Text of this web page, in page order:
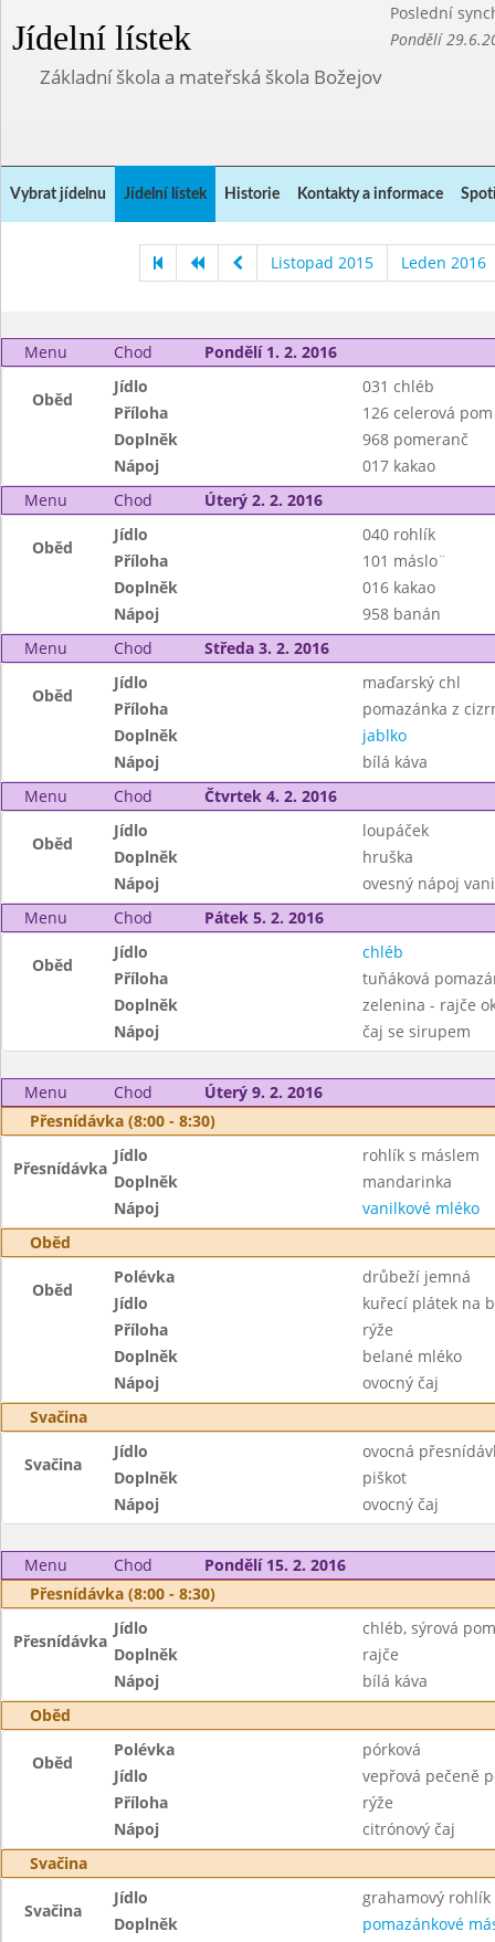
Jídelní lístek
Poslední
Pondělí
Základní škola a mateřská škola Božejov
Vybrat jídelnu Jídelní lístek Historie Kontakty a informace
Listopad 2015 Leden 2016
Menu Chod Pondělí 1. 2. 2016
Oběd
Jídlo
031 chléb
Příloha
126 celerová pom
Doplněk
968 pomeranč
Nápoj
017 kakao
Menu
Chod Úterý 2. 2. 2016
Oběd
Jídlo
040 rohlík
Příloha
101 máslo¨
Doplněk
016 kakao
Nápoj
958 banán
Menu
Chod Středa 3. 2. 2016
Oběd
Jídlo
maďarský chl
Příloha
pomazánka z
Doplněk
jablko
Nápoj
bílá káva
Menu
Chod Čtvrtek 4. 2. 2016
Oběd
Jídlo
loupáček
Doplněk
hruška
Nápoj
ovesný nápoj
Menu
Chod Pátek 5. 2. 2016
Oběd
Jídlo
chléb
Příloha
tuňáková
Doplněk
zelenina - rajče
Nápoj
čaj se sirupem
Menu Chod
Úterý 9. 2. 2016
Přesnídávka (8:00 - 8:30)
Přesnídávka
Jídlo
rohlík s máslem
Doplněk
mandarinka
Nápoj
vanilkové mléko
Oběd
Oběd
Polévka
drůbeží jemná
Jídlo
kuřecí plátek na
Příloha
rýže
Doplněk
belané mléko
Nápoj
ovocný čaj
Svačina
Svačina
Jídlo
ovocná
Doplněk
piškot
Nápoj
ovocný čaj
Menu Chod
Pondělí 15. 2. 2016
Přesnídávka (8:00 - 8:30)
Přesnídávka
Jídlo
chléb, sýrová
Doplněk
rajče
Nápoj
bílá káva
Oběd
Oběd
Polévka
pórková
Jídlo
vepřová pečeně
Příloha
rýže
Nápoj
citrónový čaj
Svačina
Svačina
Jídlo
grahamový rohlík
Doplněk
pomazánkové